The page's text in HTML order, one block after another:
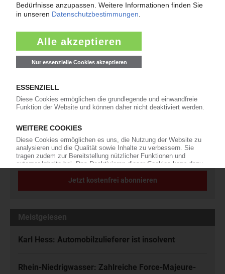
Newsletter
Die wichtigsten Nachrichten und Neuigkeiten aus der
Kunststoffbranche – jeden Tag brandaktuell!
Ich habe dieDatenschutzbestimmungenzur Kenntnis genommen
und akzeptiere diese.
Jetzt kostenfrei abonnieren
Meistgelesen
Karl Hess: Automobilzulieferer ist insolvent
Rhein-Niedrigwasser: Zahlreiche Force-Majeure-